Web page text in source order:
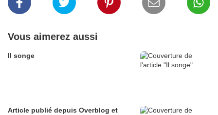
Vous aimerez aussi
Il songe
Article publié depuis Overblog et